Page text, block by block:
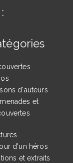
d'auteurs
et
d'un héros
et extraits